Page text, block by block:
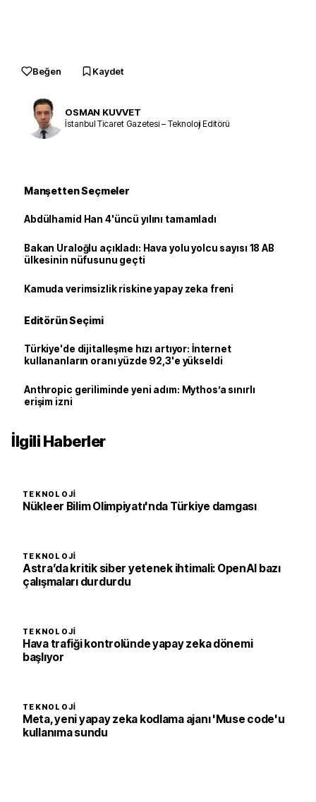
Beğen Kaydet
OSMAN KUVVET
İstanbul Ticaret Gazetesi – Teknoloji Editörü
Manşetten Seçmeler
Abdülhamid Han 4'üncü yılını tamamladı
Bakan Uraloğlu açıkladı: Hava yolu yolcu sayısı 18 AB
ülkesinin nüfusunu geçti
Kamuda verimsizlik riskine yapay zeka freni
Editörün Seçimi
Türkiye'de dijitalleşme hızı artıyor: İnternet
kullananların oranı yüzde 92,3'e yükseldi
Anthropic geriliminde yeni adım: Mythos’a sınırlı
erişim izni
İlgili Haberler
TEKNOLOJI
Nükleer Bilim Olimpiyatı'nda Türkiye damgası
TEKNOLOJI
Astra’da kritik siber yetenek ihtimali: OpenAI bazı
çalışmaları durdurdu
TEKNOLOJI
Hava trafiği kontrolünde yapay zeka dönemi
başlıyor
TEKNOLOJI
Meta, yeni yapay zeka kodlama ajanı 'Muse code'u
kullanıma sundu